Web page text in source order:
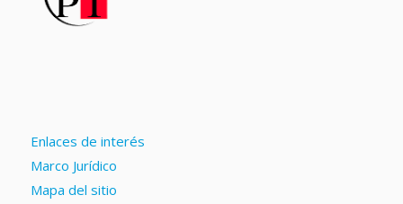
Enlaces de interés
Marco Jurídico
Mapa del sitio